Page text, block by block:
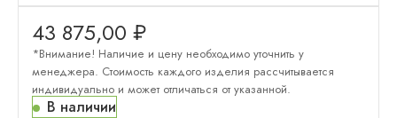
43 875,00 ₽
*Внимание! Наличие и цену необходимо уточнить у
менеджера. Стоимость каждого изделия рассчитывается
индивидуально и может отличаться от указанной.
В наличии